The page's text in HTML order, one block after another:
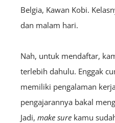
Belgia, Kawan Kobi.
dan malam hari.
Nah, untuk mendaftar,
terlebih dahulu. Enggak
memiliki pengalaman
pengajarannya bakal
Jadi, make sure kamu